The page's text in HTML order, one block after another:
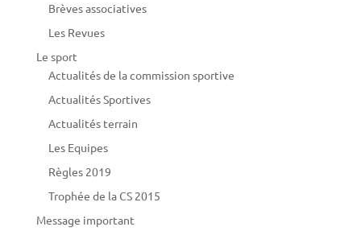
Brèves associatives
Les Revues
Le sport
Actualités de la commission sportive
Actualités Sportives
Actualités terrain
Les Equipes
Règles 2019
Trophée de la CS 2015
Message important